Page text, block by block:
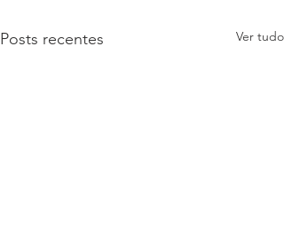
Posts recentes Ver tudo